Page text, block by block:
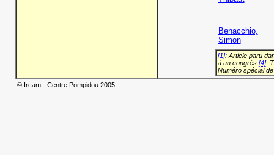
Benacchio,
Simon
[1]: Article paru
à un congrès [4]:
Numéro spécial
© Ircam - Centre Pompidou 2005.